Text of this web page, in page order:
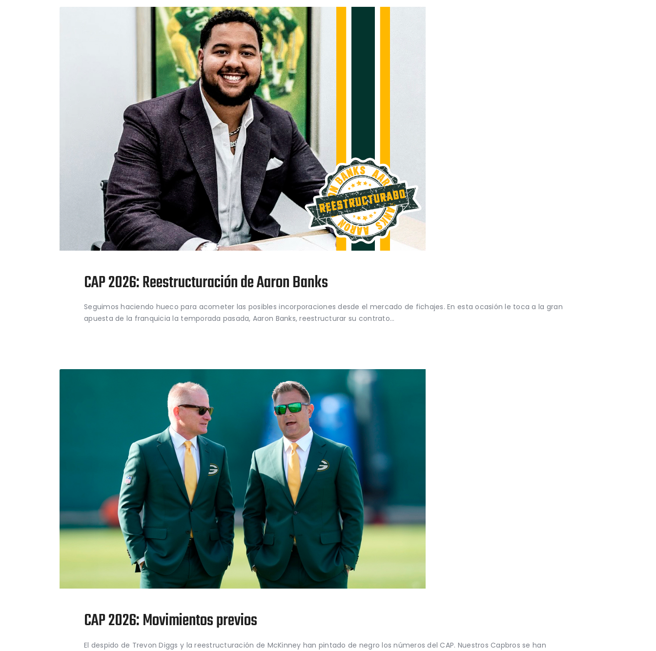
CAP 2026: Reestructuración de Aaron Banks
Seguimos haciendo hueco para acometer las posibles incorporaciones desde el mercado de fichajes. En esta ocasión le toca a la gran
apuesta de la franquicia la temporada pasada, Aaron Banks, reestructurar su contrato…
CAP 2026: Movimientos previos
El despido de Trevon Diggs y la reestructuración de McKinney han pintado de negro los números del CAP. Nuestros Capbros se han